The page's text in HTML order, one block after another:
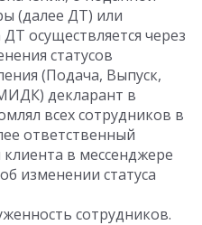
(далее ДТ) или
осуществляется через
статусов
(Подача, Выпуск,
декларант в
всех сотрудников в
ответственный
в мессенджере
изменении статуса
сотрудников.